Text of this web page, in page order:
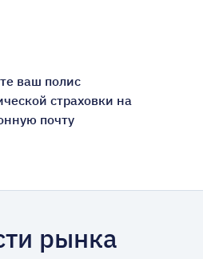
ваш полис
страховки на
почту
рынка